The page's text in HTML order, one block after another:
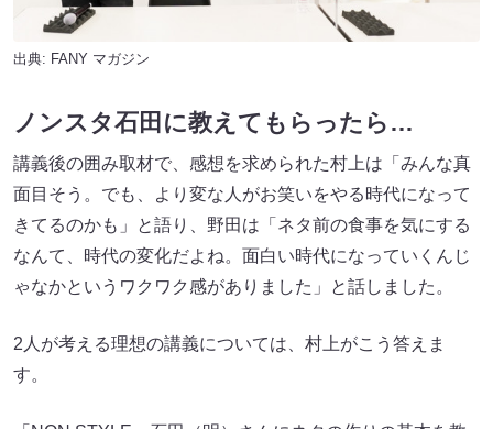
出典: FANY マガジン
ノンスタ石田に教えてもらったら…
講義後の囲み取材で、感想を求められた村上は「みんな真
面目そう。でも、より変な人がお笑いをやる時代になって
きてるのかも」と語り、野田は「ネタ前の食事を気にする
なんて、時代の変化だよね。面白い時代になっていくんじ
ゃなかというワクワク感がありました」と話しました。
2人が考える理想の講義については、村上がこう答えま
す。